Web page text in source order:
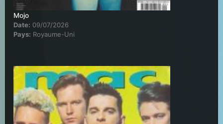
Mojo
Date: 09/07/2026
Pays: Royaume-Uni